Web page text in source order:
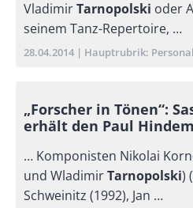
VladimirTarnopolski oder
seinem Tanz-Repertoire, …
Publikationsdatum
28.04.2014 Hauptrubrik
„Forscher in Tönen“:
erhält den Paul
… Komponisten Nikolai
und WladimirTarnopolski)
Schweinitz (1992), Jan …